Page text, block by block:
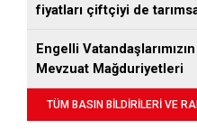
fiyatları çiftçiyi de
Engelli
Mevzuat Mağduriyetleri
TÜM BASIN BİLDİRİLERİ VE